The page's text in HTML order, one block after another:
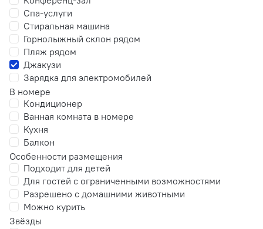
Спа-услуги
Стиральная машина
Горнолыжный склон рядом
Пляж рядом
Джакузи
Зарядка для электромобилей
В номере
Кондиционер
Ванная комната в номере
Кухня
Балкон
Особенности размещения
Подходит для детей
Для гостей с ограниченными возможностями
Разрешено с домашними животными
Можно курить
Звёзды